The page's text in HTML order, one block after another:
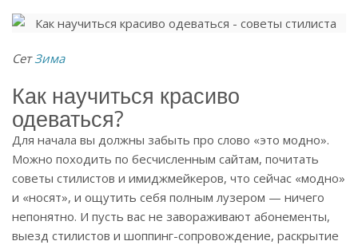
СетЗима
Как научиться красиво
одеваться?
Для начала вы должны забыть про слово «это модно».
Можно походить по бесчисленным сайтам, почитать
советы стилистов и имиджмейкеров, что сейчас «модно»
и «носят», и ощутить себя полным лузером — ничего
непонятно. И пусть вас не завораживают абонементы,
выезд стилистов и шоппинг-сопровождение, раскрытие